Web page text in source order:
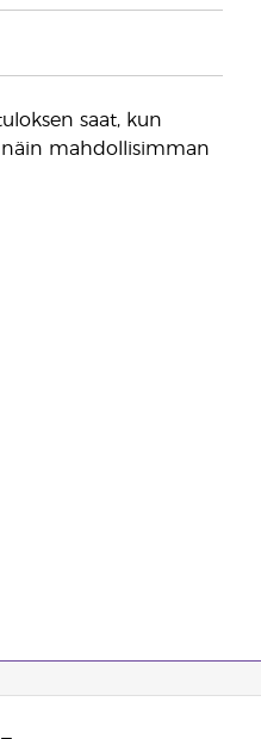
saat, kun
mahdollisimman